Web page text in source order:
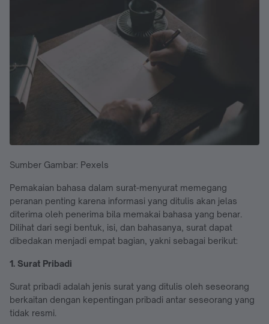
Sumber Gambar: Pexels
Pemakaian bahasa dalam surat-menyurat memegang
peranan penting karena informasi yang ditulis akan jelas
diterima oleh penerima bila memakai bahasa yang benar.
Dilihat dari segi bentuk, isi, dan bahasanya, surat dapat
dibedakan menjadi empat bagian, yakni sebagai berikut:
1. Surat Pribadi
Surat pribadi adalah jenis surat yang ditulis oleh seseorang
berkaitan dengan kepentingan pribadi antar seseorang yang
tidak resmi.